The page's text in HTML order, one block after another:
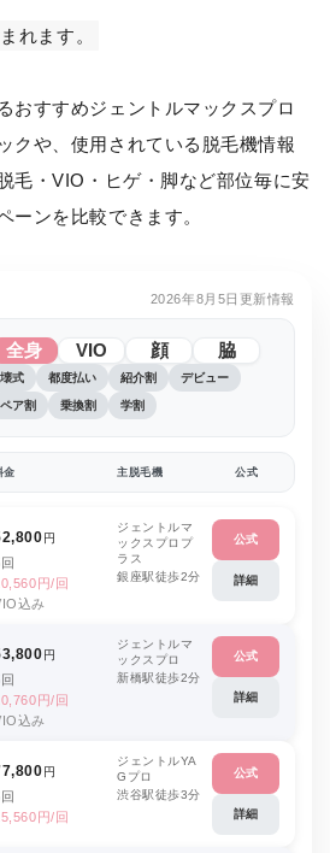
れます。
おすすめジェントルマックスプロ
クや、使用されている脱毛機情報
毛・VIO・ヒゲ・脚など部位毎に安
ーンを比較できます。
2026年8月5日更新情報
全身 VIO 顔 脇
式 都度払い 紹介割 デビュー
ペア割 乗換割 学割
金 主脱毛機 公式
円
円/回
込み
ジェントルマ
ックスプロプ
ラス
銀座駅徒歩2分
公式
詳細
円
円/回
込み
ジェントルマ
ックスプロ
新橋駅徒歩2分
公式
詳細
円
円/回
ジェントルYA
Gプロ
渋谷駅徒歩3分
公式
詳細